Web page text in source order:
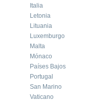
Italia
Letonia
Lituania
Luxemburgo
Malta
Mónaco
Países Bajos
Portugal
San Marino
Vaticano